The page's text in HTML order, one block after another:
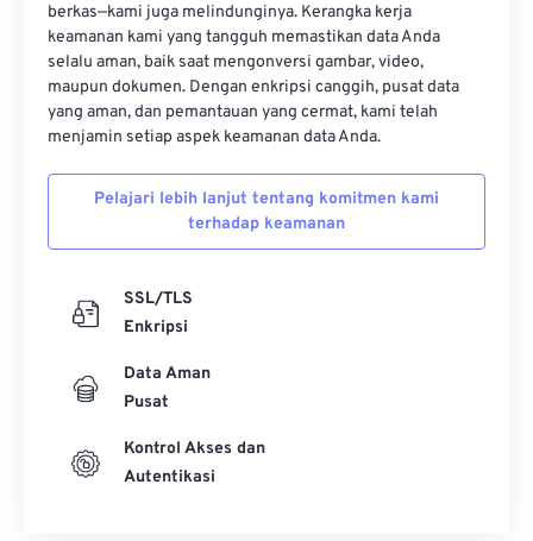
berkas—kami juga melindunginya. Kerangka kerja
keamanan kami yang tangguh memastikan data Anda
selalu aman, baik saat mengonversi gambar, video,
maupun dokumen. Dengan enkripsi canggih, pusat data
yang aman, dan pemantauan yang cermat, kami telah
menjamin setiap aspek keamanan data Anda.
Pelajari lebih lanjut tentang komitmen kami
terhadap keamanan
SSL/TLS
Enkripsi
Data Aman
Pusat
Kontrol Akses dan
Autentikasi